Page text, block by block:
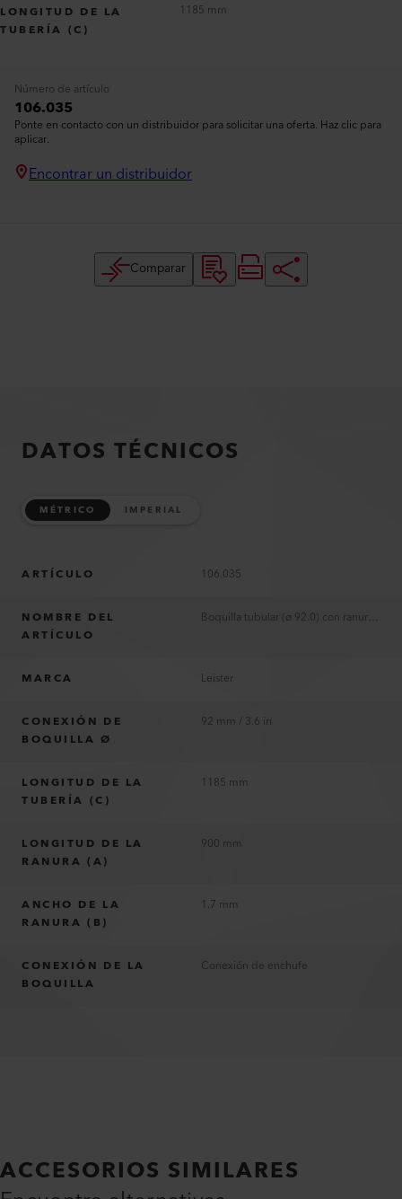
LONGITUD DE LA
TUBERÍA (C)
1185 mm
Número de artículo
106.035
Ponte en contacto con un distribuidor para solicitar una oferta. Haz clic para
aplicar.
Encontrar un distribuidor
Comparar
DATOS TÉCNICOS
MÉTRICO IMPERIAL
ARTÍCULO 106.035
NOMBRE DEL
ARTÍCULO
MARCA Leister
CONEXIÓN DE
BOQUILLA Ø
92 mm / 3.6 in
LONGITUD DE LA
TUBERÍA (C)
1185 mm
LONGITUD DE LA
RANURA (A)
900 mm
ANCHO DE LA
RANURA (B)
1.7 mm
CONEXIÓN DE LA
BOQUILLA
Conexión de enchufe
ACCESORIOS SIMILARES